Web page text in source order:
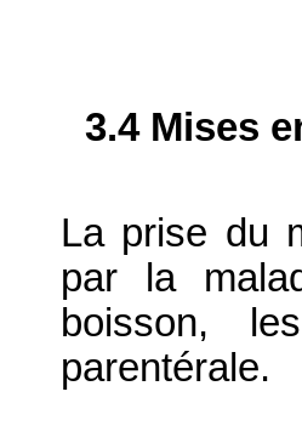
3.4 Mises
La prise du
par la
boisson,
parentérale.